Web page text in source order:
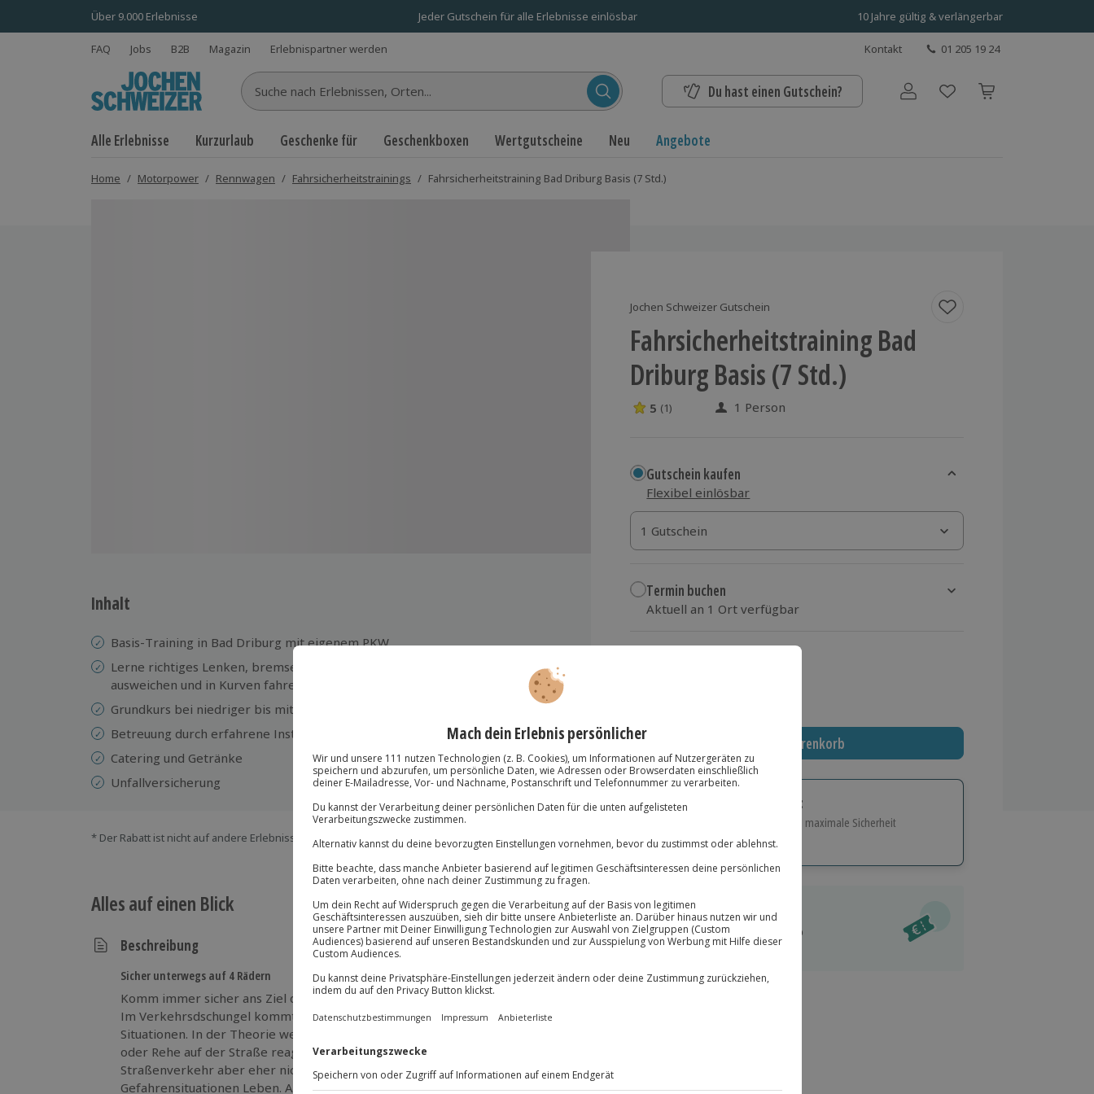
Über 9.000 Erlebnisse Jeder Gutschein für alle Erlebnisse einlösbar 10 Jahre gültig & verlängerbar
FAQ Jobs B2B Magazin Erlebnispartner werden Kontakt 01 205 19 24
Suche nach Erlebnissen... Du hast einen Gutschein? Benutzerkonto
Alle Erlebnisse Kurzurlaub Geschenke für Geschenkboxen Wertgutscheine Neu Angebote
Home / Motorpower / Rennwagen / Fahrsicherheitstrainings / Fahrsicherheitstraining Bad Driburg Basis (7 Std.)
Jochen Schweizer Gutschein
Fahrsicherheitstraining Bad
Driburg Basis (7 Std.)
5 Sterne von 5 aus 1 Bewertungen
5 (1) 1 Person
Gutschein kaufen
Flexibel einlösbar
1 Gutschein
1 Gutschein
1 Gutschein
Termin buchen
Aktuell an 1 Ort verfügbar
In den Warenkorb
Immer das richtige Geschenk:
Große Auswahl, volle Flexibilität und maximale Sicherheit
Große Auswahl
Über 9.000 Erlebnisse.
Volle Flexibilität
Jeder Gutschein für alle Erlebnisse einlösbar.
Maximale Sicherheit
10 Jahre gültig & verlängerbar.
-15%* Club Deal verfügbar
Direktabzug im Warenkorb
Melde dich hier an
Inhalt
Basis-Training in Bad Driburg mit eigenem PKW
Lerne richtiges Lenken, bremsen, kombiniertes lenken und bremsen,
ausweichen und in Kurven fahren
Grundkurs bei niedriger bis mittlerer Geschwindigkeit
Betreuung durch erfahrene Instruktoren
Catering und Getränke
Unfallversicherung
* Der Rabatt ist nicht auf andere Erlebnisse bei der Einlösung übertragbar. Details
Alles auf einen Blick
Beschreibung
Sicher unterwegs auf 4 Rädern
Komm immer sicher ans Ziel dank Fahrsicherheitstraining in Bad Driburg.
Im Verkehrsdschungel kommt es immer wieder zu gefährlichen
Situationen. In der Theorie weißt du zwar bestimmt, wie man auf Blitzeis
oder Rehe auf der Straße reagiert, die Möglichkeit zu üben hast du im
Straßenverkehr aber eher nicht. Dabei rettet das richtige Handeln in
Gefahrensituationen Leben. Auf der Rennstrecke Bilster Berg absolvierst